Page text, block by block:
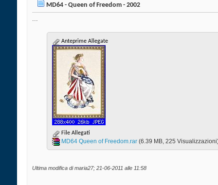
MD64 - Queen of Freedom - 2002
...
Anteprime Allegate
File Allegati
MD64 Queen of Freedom.rar‎ (6.39 MB, 225
Ultima modifica di maria27; 21-06-2011 alle 11:58